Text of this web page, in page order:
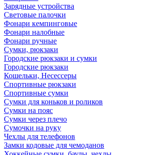
Зарядные устройства
Световые палочки
Фонари кемпинговые
Фонари налобные
Фонари ручные
Сумки, рюкзаки
Городские рюкзаки и сумки
Городские рюкзаки
Кошельки, Несессеры
Спортивные рюкзаки
Спортивные сумки
Сумки для коньков и роликов
Сумки на пояс
Сумки через плечо
Сумочки на руку
Чехлы для телефонов
Замки кодовые для чемоданов